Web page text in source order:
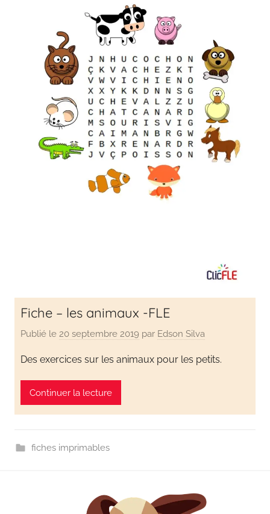
Fiche – les animaux -FLE
Publié le 20 septembre 2019 par Edson Silva
Des exercices sur les animaux pour les petits.
Continuer la lecture
fiches imprimables